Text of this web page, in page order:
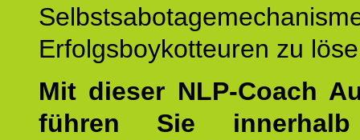
Erfolgsboykotteuren zu
Mit dieser NLP-Coach
führen Sie